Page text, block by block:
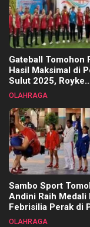
Gateball Tomohon
Hasil Maksimal di
Sulut 2025, Royke
Tangkawarouw
OLAHRAGA
Sambo Sport
Andini Raih Medali
Febrisilia Perak di
Sulut 2025
OLAHRAGA